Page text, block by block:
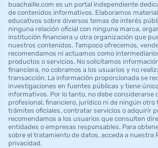
buachaille.com es un portal independiente
de contenidos informativos. Elaboramos
educativos sobre diversos temas de interés
ninguna relación oficial con ninguna marca,
institución financiera u otra organización que
nuestros contenidos. Tampoco ofrecemos,
recomendamos ni actuamos como
productos o servicios. No solicitamos
financiera, no cobramos a los usuarios y no
transacción. La información proporcionada se
investigaciones en fuentes públicas y tiene
informativos. Por lo tanto, no debe considerarse
profesional, financiero, jurídico ni de ningún otro
trámites oficiales, contratar servicios o adquirir
recomendamos a los usuarios que consulten
entidades o empresas responsables. Para
sobre el tratamiento de datos, acceda a nuestra
privacidad.